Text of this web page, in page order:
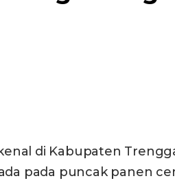
di Kabupaten
pada puncak panen